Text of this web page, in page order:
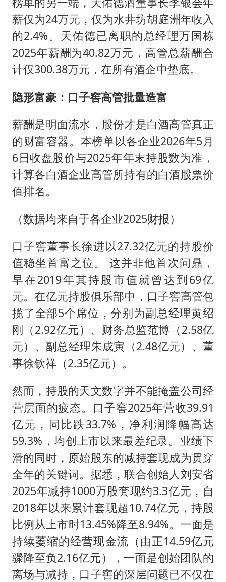
薪仅为24万元，仅为水井坊胡庭洲年收入
的2.4%。天佑德已离职的总经理万国栋
2025年薪酬为40.82万元，高管总薪酬合
计仅300.38万元，在所有酒企中垫底。
隐形富豪：口子窖高管批量造富
薪酬是明面流水，股份才是白酒高管真正
的财富容器。本榜单以各企业2026年5月
6日收盘股价与2025年年末持股数为准，
计算各白酒企业高管所持有的白酒股票价
值排名。
（数据均来自于各企业2025财报）
口子窖董事长徐进以27.32亿元的持股价
值稳坐首富之位。 这并非他首次问鼎，
早在2019年其持股市值就曾达到69亿
元。在亿元持股俱乐部中，口子窖高管包
揽了全部5个席位，分别为副总经理黄绍
刚（2.92亿元）、财务总监范博（2.58亿
元）、副总经理朱成寅（2.48亿元）、董
事徐钦祥（2.35亿元）。
然而，持股的天文数字并不能掩盖公司经
营层面的疲态。口子窖2025年营收39.91
亿元，同比跌33.7%，净利润降幅高达
59.3%，均创上市以来最差纪录。业绩下
滑的同时，原始股东的减持套现成为贯穿
全年的关键词。据悉，联合创始人刘安省
2025年减持1000万股套现约3.3亿元，自
2018年以来累计套现超10.74亿元，持股
比例从上市时13.45%降至8.94%。一面是
持续萎缩的经营现金流（由正14.59亿元
骤降至负2.16亿元），一面是创始团队的
离场与减持，口子窖的深层问题已不仅在